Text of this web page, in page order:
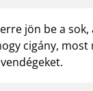
jön be a
cigány,